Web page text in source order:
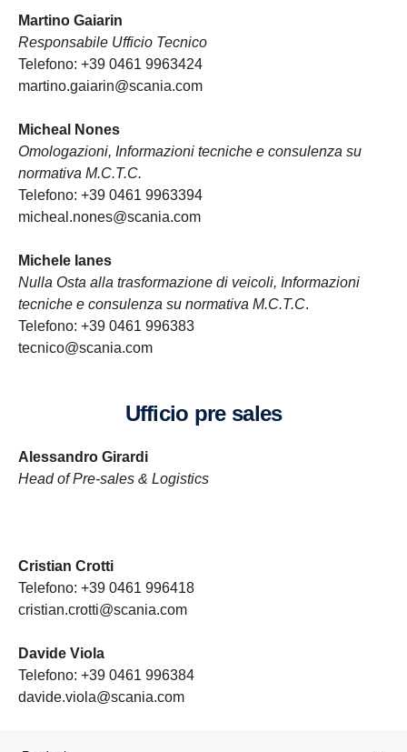
Martino Gaiarin
Responsabile Ufficio Tecnico
Telefono: +39 0461 9963424
martino.gaiarin@scania.com
Micheal Nones
Omologazioni, Informazioni tecniche e consulenza su
normativa M.C.T.C.
Telefono: +39 0461 9963394
micheal.nones@scania.com
Michele Ianes
Nulla Osta alla trasformazione di veicoli, Informazioni
tecniche e consulenza su normativa M.C.T.C.
Telefono: +39 0461 996383
tecnico@scania.com
ufficio pre sales
Alessandro Girardi
Head of Pre-sales & Logistics
Cristian Crotti
Telefono: +39 0461 996418
cristian.crotti@scania.com
Davide Viola
Telefono: +39 0461 996384
davide.viola@scania.com